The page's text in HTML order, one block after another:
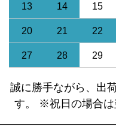
13 14 15
20 21 22
27 28 29
誠に勝手ながら、出
す。 ※祝日の場合は